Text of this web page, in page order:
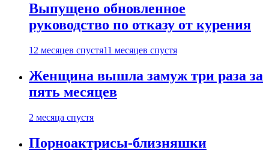
Выпущено обновленное
руководство по отказу от курения
12 месяцев спустя11 месяцев спустя
Женщина вышла замуж три раза за
пять месяцев
2 месяца спустя
Порноактрисы-близняшки